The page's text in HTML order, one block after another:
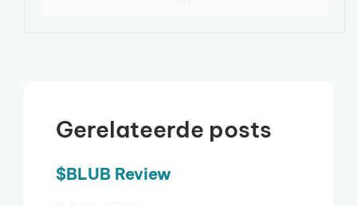
Gerelateerde posts
$BLUB Review